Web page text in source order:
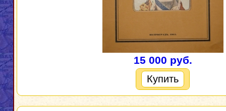
15 000 руб.
Купить